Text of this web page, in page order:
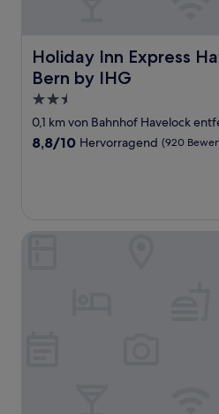
Holiday Inn Express
Bern by IHG
Holiday Inn Express
2.5-
Sterne-
Unterkunft
0,1 km von Bahnhof Havelock
8.8
8,8/10 Hervorragend (920